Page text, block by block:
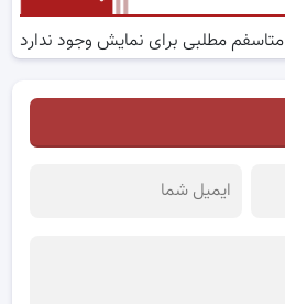
متاسفم مطلبی برای نمایش وجود ندارد